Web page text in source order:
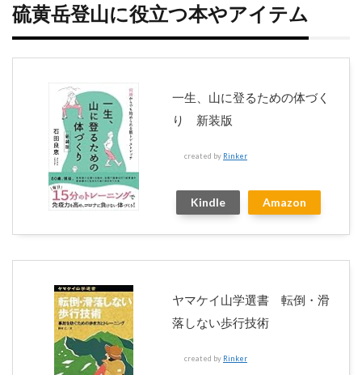
硫黄岳登山に役立つ本やアイテム
一生、山に登るための体づく
り 新装版
created by Rinker
Kindle Amazon
ヤマケイ山学選書 転倒・滑
落しない歩行技術
created by Rinker